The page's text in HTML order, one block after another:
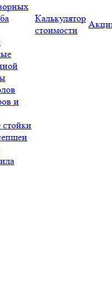
и
Калькулятор
стоимости